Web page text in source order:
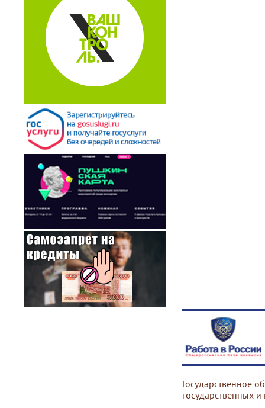
Государственное
государственных